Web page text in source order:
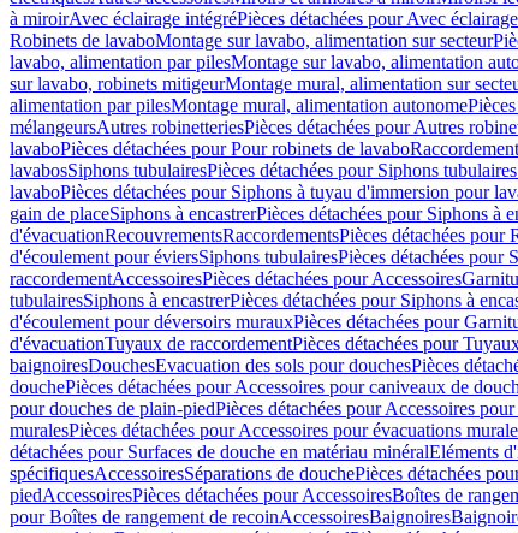
à miroirAvec éclairage intégréPièces détachées pour Avec
Robinets de lavaboMontage sur lavabo, alimentation sur secteur
lavabo, alimentation par pilesMontage sur lavabo, alimentation
sur lavabo, robinets mitigeurMontage mural, alimentation sur
alimentation par pilesMontage mural, alimentation autonome
mélangeursAutres robinetteriesPièces détachées pour Autres
lavaboPièces détachées pour Pour robinets de lavabo
lavabosSiphons tubulairesPièces détachées pour Siphons tubulaires
lavaboPièces détachées pour Siphons à tuyau d'immersion pour
gain de placeSiphons à encastrerPièces détachées pour Siphons à
d'évacuationRecouvrementsRaccordementsPièces détachées pour
d'écoulement pour éviersSiphons tubulairesPièces détachées pour
raccordementAccessoiresPièces détachées pour Accessoires
tubulairesSiphons à encastrerPièces détachées pour Siphons à
d'écoulement pour déversoirs murauxPièces détachées pour
d'évacuationTuyaux de raccordementPièces détachées pour
baignoiresDouchesEvacuation des sols pour douchesPièces
douchePièces détachées pour Accessoires pour caniveaux de
pour douches de plain-piedPièces détachées pour Accessoires
muralesPièces détachées pour Accessoires pour évacuations
détachées pour Surfaces de douche en matériau minéralEléments
spécifiquesAccessoiresSéparations de douchePièces détachées
piedAccessoiresPièces détachées pour AccessoiresBoîtes de
pour Boîtes de rangement de recoinAccessoiresBaignoires